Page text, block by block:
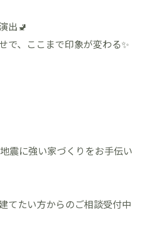
出🚽
で、ここまで印象が変わる✨
震に強い家づくりをお手伝い
てたい方からのご相談受付中